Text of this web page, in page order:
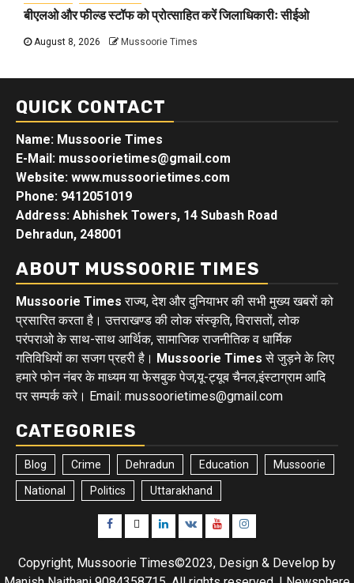
बीएलओ और फील्ड स्टॉफ को प्रोत्साहित करें जिलाधिकारीः सीईओ
August 8, 2026 Mussoorie Times
QUICK CONTACT
Name: Mussoorie Times
E-Mail: mussoorietimes@gmail.com
Website: www.mussoorietimes.com
Phone: 9412051019
Address: Abhishek Towers, 14 Subash Road
Dehradun, 248001
ABOUT MUSSOORIE TIMES
Mussoorie Times राज्य, देश और दुनियाभर की सभी मुख्य खबरों को
प्रसारित करता है। उत्तराखण्ड की लोक संस्कृति, विरासतों, लोक
परंपराओ के साथ-साथ आर्थिक, सामाजिक राजनीतिक व धार्मिक
गतिविधियों का सजग प्रहरी है। Mussoorie Times से जुड़ने के लिए
हमारे फोन नंबर के माध्यम या फेसबुक पेज,यू-ट्यूब चैनल,इंस्टाग्राम आदि
पर सम्पर्क करे। Email: mussoorietimes@gmail.com
CATEGORIES
Blog Crime Dehradun Education Mussoorie
National Politics Uttarakhand
Facebook
TwitterLinkedin
VK YoutubeInstagram
Copyright, Mussoorie Times©2023, Design & Develop by